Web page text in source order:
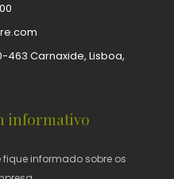
463 Carnaxide, Lisboa,
informativo
fique informado sobre os